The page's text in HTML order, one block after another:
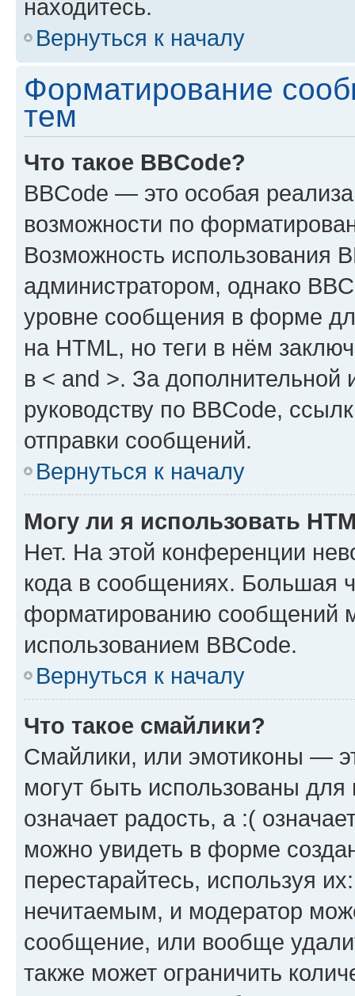
находитесь.
Вернуться к началу
Форматирование
тем
Что такое BBCode?
BBCode — это особая
возможности по
Возможность использования
администратором, однако
уровне сообщения в форме
на HTML, но теги в нём
в < and >. За
руководству по BBCode,
отправки сообщений.
Вернуться к началу
Могу ли я использовать
Нет. На этой конференции
кода в сообщениях. Большая
форматированию сообщений
использованием BBCode.
Вернуться к началу
Что такое смайлики?
Смайлики, или эмотиконы —
могут быть использованы
означает радость, а :(
можно увидеть в форме
перестарайтесь, используя
нечитаемым, и модератор
сообщение, или вообще
также может ограничить